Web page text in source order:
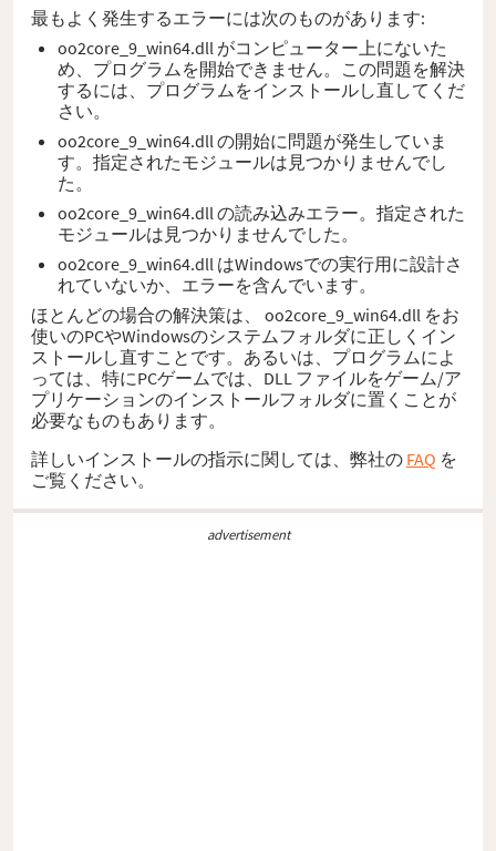
最もよく発生するエラーには次のものがあります:
oo2core_9_win64.dll がコンピューター上にないた
め、プログラムを開始できません。この問題を解決
するには、プログラムをインストールし直してくだ
さい。
oo2core_9_win64.dll の開始に問題が発生していま
す。指定されたモジュールは見つかりませんでし
た。
oo2core_9_win64.dll の読み込みエラー。指定された
モジュールは見つかりませんでした。
oo2core_9_win64.dll はWindowsでの実行用に設計さ
れていないか、エラーを含んでいます。
ほとんどの場合の解決策は、 oo2core_9_win64.dll をお
使いのPCやWindowsのシステムフォルダに正しくイン
ストールし直すことです。あるいは、プログラムによ
っては、特にPCゲームでは、DLL ファイルをゲーム/ア
プリケーションのインストールフォルダに置くことが
必要なものもあります。
詳しいインストールの指示に関しては、弊社の FAQ を
ご覧ください。
advertisement